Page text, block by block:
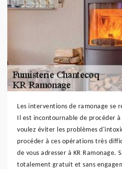
Les interventions de ramonage se
Il est incontournable de procéder
voulez éviter les problèmes
procéder à ces opérations très
de vous adresser à KR Ramonage.
totalement gratuit et sans